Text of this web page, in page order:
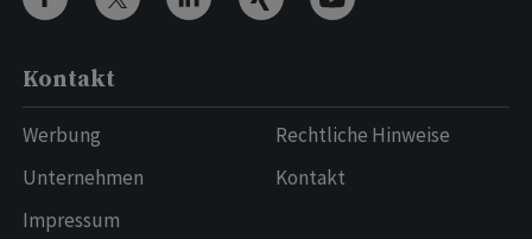
Kontakt
Werbung
Unternehmen
Impressum
Rechtliche Hinweise
Kontakt